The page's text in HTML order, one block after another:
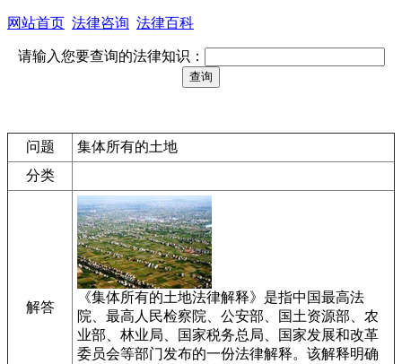
网站首页 法律咨询 法律百科
请输入您要查询的法律知识：
问题
集体所有的土地
分类
解答
《集体所有的土地法律解释》是指中国最高法
院、最高人民检察院、公安部、国土资源部、农
业部、林业局、国家税务总局、国家发展和改革
委员会等部门发布的一份法律解释。该解释明确